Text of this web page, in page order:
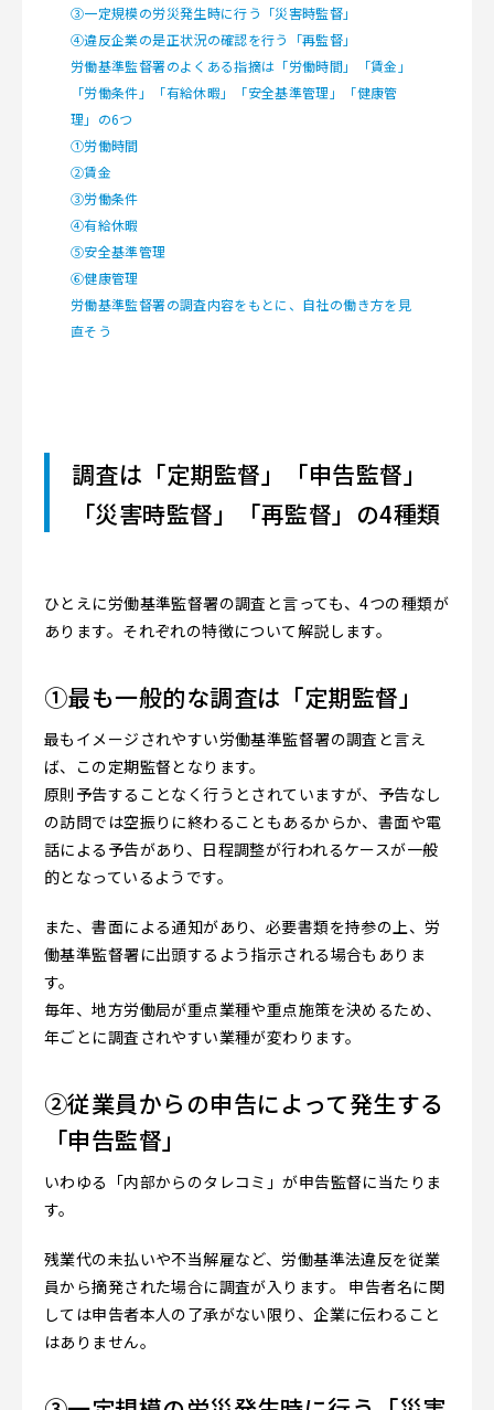
③一定規模の労災発生時に行う「災害時監督」
④違反企業の是正状況の確認を行う「再監督」
労働基準監督署のよくある指摘は「労働時間」「賃金」
「労働条件」「有給休暇」「安全基準管理」「健康管
理」の6つ
①労働時間
②賃金
③労働条件
④有給休暇
⑤安全基準管理
⑥健康管理
労働基準監督署の調査内容をもとに、自社の働き方を見
直そう
調査は「定期監督」「申告監督」
「災害時監督」「再監督」の4種類
ひとえに労働基準監督署の調査と言っても、4つの種類が
あります。それぞれの特徴について解説します。
①最も一般的な調査は「定期監督」
最もイメージされやすい労働基準監督署の調査と言え
ば、この定期監督となります。
原則予告することなく行うとされていますが、予告なし
の訪問では空振りに終わることもあるからか、書面や電
話による予告があり、日程調整が行われるケースが一般
的となっているようです。
また、書面による通知があり、必要書類を持参の上、労
働基準監督署に出頭するよう指示される場合もありま
す。
毎年、地方労働局が重点業種や重点施策を決めるため、
年ごとに調査されやすい業種が変わります。
②従業員からの申告によって発生する
「申告監督」
いわゆる「内部からのタレコミ」が申告監督に当たりま
す。
残業代の未払いや不当解雇など、労働基準法違反を従業
員から摘発された場合に調査が入ります。 申告者名に関
しては申告者本人の了承がない限り、企業に伝わること
はありません。